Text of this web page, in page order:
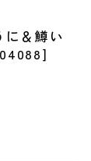
＆鱒い